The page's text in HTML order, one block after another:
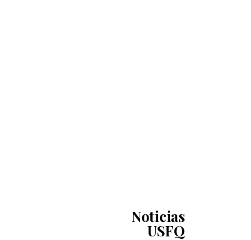
Noticias
USFQ